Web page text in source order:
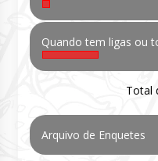
Quando tem ligas ou
Total
Arquivo de Enquetes